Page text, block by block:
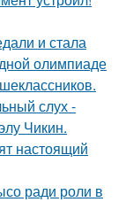
и стала
олимпиаде
слух -
Чикин.
настоящий
ради роли в